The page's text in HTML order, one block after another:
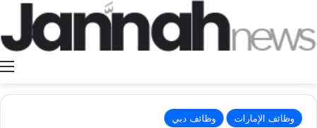
وظائف الإمارات وظائف دبي